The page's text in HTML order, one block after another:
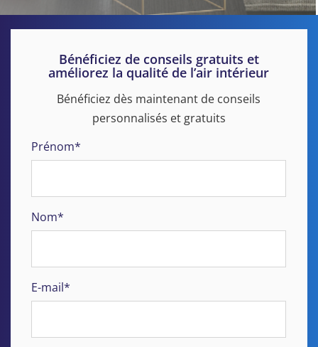
Bénéficiez de conseils gratuits et
améliorez la qualité de l’air intérieur
Bénéficiez dès maintenant de conseils
personnalisés et gratuits
Prénom*
Nom*
E-mail*